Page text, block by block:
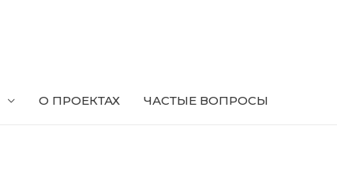
О ПРОЕКТАХ ЧАСТЫЕ ВОПРОСЫ